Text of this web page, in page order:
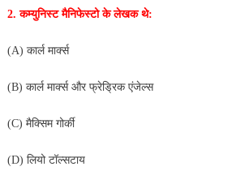
2. कम्युनिस्ट मैनिफेस्टो के लेखक थे:
(A) कार्ल मार्क्स
(B) कार्ल मार्क्स और फ्रेड्रिक एंजेल्स
(C) मैक्सिम गोर्की
(D) लियो टॉल्सटाय